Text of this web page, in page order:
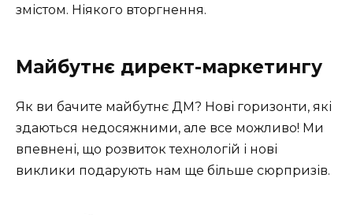
змістом. Ніякого вторгнення.
Майбутнє директ-маркетингу
Як ви бачите майбутнє ДМ? Нові горизонти, які
здаються недосяжними, але все можливо! Ми
впевнені, що розвиток технологій і нові
виклики подарують нам ще більше сюрпризів.